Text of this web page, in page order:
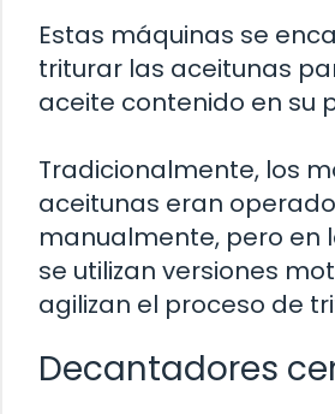
Estas máquinas se
triturar las aceitunas
aceite contenido en su
Tradicionalmente, los
aceitunas eran
manualmente, pero en
se utilizan versiones
agilizan el proceso de
Decantadores